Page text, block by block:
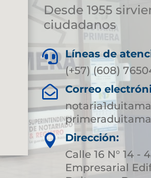
Desde 1955
ciudadanos

Líneas de
(+57) (608)
 Correo

Dirección:
Calle 16 N° 14 -
Empresarial